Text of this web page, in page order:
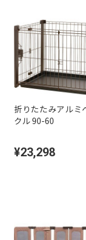
折りたたみアルミ
クル 90-60
¥23,298